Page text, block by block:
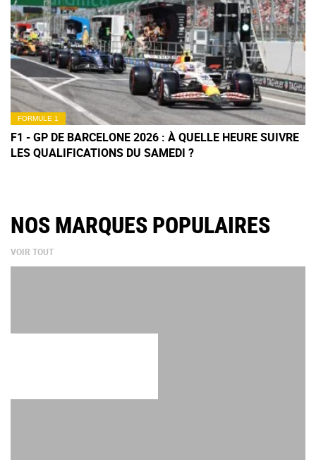
FORMULE 1
F1 - GP DE BARCELONE 2026 : À QUELLE HEURE SUIVRE
LES QUALIFICATIONS DU SAMEDI ?
NOS MARQUES POPULAIRES
VOIR TOUT